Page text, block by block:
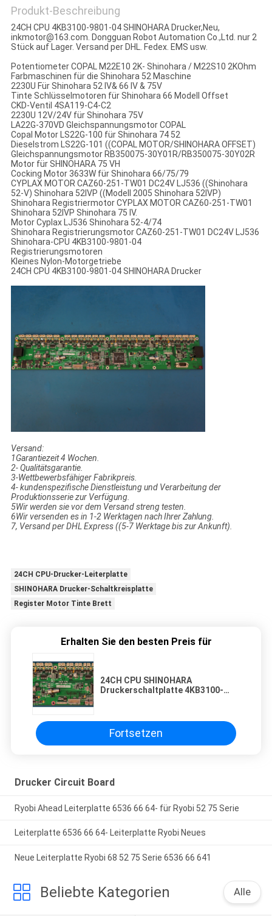
Produkt-Beschreibung
24CH CPU 4KB3100-9801-04 SHINOHARA Drucker,Neu,
inkmotor@163.com. Dongguan Robot Automation Co.,Ltd. nur 2
Stück auf Lager. Versand per DHL. Fedex. EMS usw.
Potentiometer COPAL M22E10 2K- Shinohara / M22S10 2KOhm
Farbmaschinen für die Shinohara 52 Maschine
2230U Für Shinohara 52 IV& 66 IV & 75V
Tinte Schlüsselmotoren für Shinohara 66 Modell Offset
CKD-Ventil 4SA119-C4-C2
2230U 12V/24V für Shinohara 75V
LA22G-370VD Gleichspannungsmotor COPAL
Copal Motor LS22G-100 für Shinohara 74 52
Dieselstrom LS22G-101 ((COPAL MOTOR/SHINOHARA OFFSET)
Gleichspannungsmotor RB350075-30Y01R/RB350075-30Y02R
Motor für SHINOHARA 75 VH
Cocking Motor 3633W für Shinohara 66/75/79
CYPLAX MOTOR CAZ60-251-TW01 DC24V LJ536 ((Shinohara
52-V) Shinohara 52IVP ((Modell 2005 Shinohara 52IVP)
Shinohara Registriermotor CYPLAX MOTOR CAZ60-251-TW01
Shinohara 52IVP Shinohara 75 IV.
Motor Cyplax LJ536 Shinohara 52-4/74
Shinohara Registrierungsmotor CAZ60-251-TW01 DC24V LJ536
Shinohara-CPU 4KB3100-9801-04
Registrierungsmotoren
Kleines Nylon-Motorgetriebe
24CH CPU 4KB3100-9801-04 SHINOHARA Drucker
Versand:
1Garantiezeit 4 Wochen.
2- Qualitätsgarantie.
3-Wettbewerbsfähiger Fabrikpreis.
4- kundenspezifische Dienstleistung und Verarbeitung der
Produktionsserie zur Verfügung.
5Wir werden sie vor dem Versand streng testen.
6Wir versenden es in 1-2 Werktagen nach Ihrer Zahlung.
7, Versand per DHL Express ((5-7 Werktage bis zur Ankunft).
24CH CPU-Drucker-Leiterplatte
SHINOHARA Drucker-Schaltkreisplatte
Register Motor Tinte Brett
Erhalten Sie den besten Preis für
24CH CPU SHINOHARA
Druckerschaltplatte 4KB3100-
Fortsetzen
Drucker Circuit Board
Ryobi Ahead Leiterplatte 6536 66 64- für Ryobi 52 75 Serie
Leiterplatte 6536 66 64- Leiterplatte Ryobi Neues
Neue Leiterplatte Ryobi 68 52 75 Serie 6536 66 641
Beliebte Kategorien Alle